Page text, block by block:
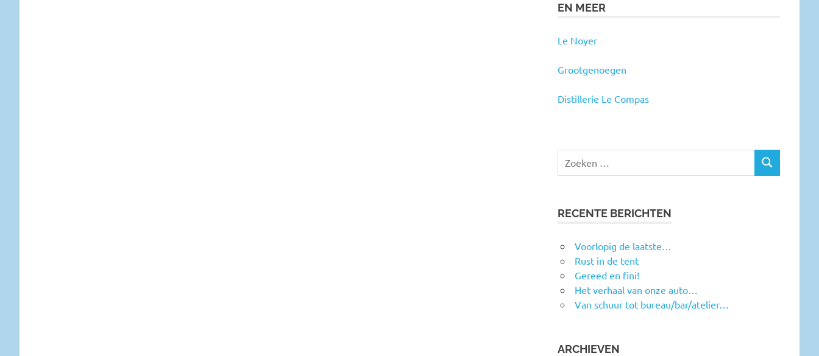
EN MEER
Le Noyer
Grootgenoegen
Distillerie Le Compas
RECENTE BERICHTEN
Voorlopig de laatste…
Rust in de tent
Gereed en fini!
Het verhaal van onze auto…
Van schuur tot bureau/bar/atelier…
ARCHIEVEN